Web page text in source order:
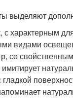
выделяют
с характерным
видами
со